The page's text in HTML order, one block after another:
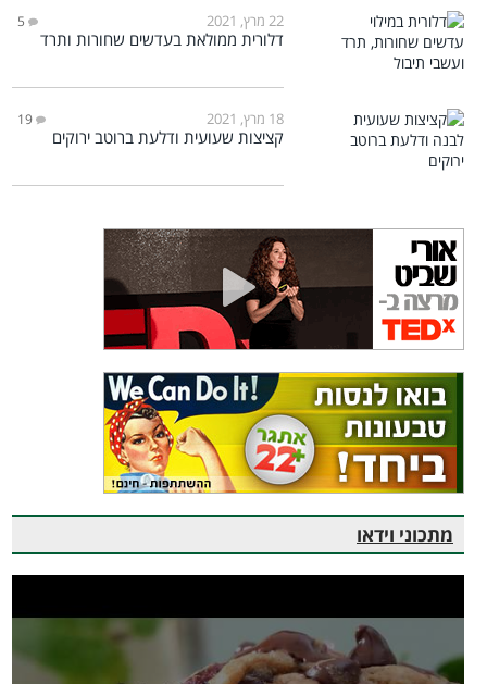
22 מרץ, 2021 5
דלורית ממולאת בעדשים שחורות ותרד
18 מרץ, 2021 19
קציצות שעועית ודלעת ברוטב ירוקים
מתכוני וידאו